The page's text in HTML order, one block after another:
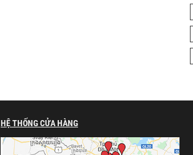
HỆ THỐNG CỬA HÀNG